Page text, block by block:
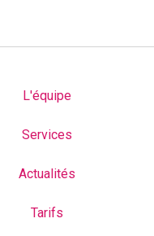
L'équipe
Services
Actualités
Tarifs